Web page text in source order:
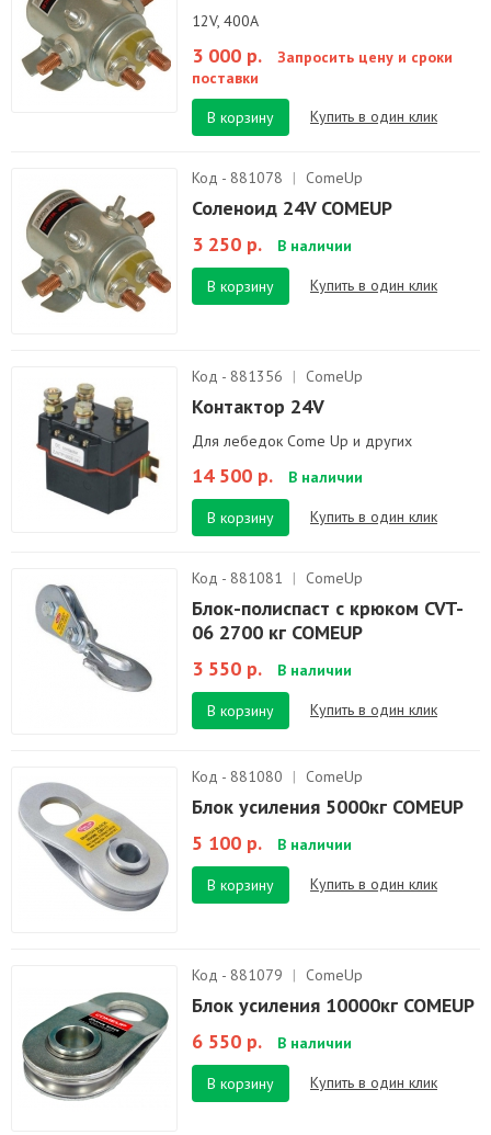
12V, 400A
3 000 р.
Запросить цену и сроки
поставки
В корзину
Купить в один клик
Код - 881078 | ComeUp
Соленоид 24V COMEUP
3 250 р.
В наличии
В корзину Купить в один клик
Код - 881356 | ComeUp
Контактор 24V
Для лебедок Come Up и других
14 500 р. В наличии
В корзину Купить в один клик
Код - 881081 | ComeUp
Блок-полиспаст с крюком CVT-
06 2700 кг COMEUP
3 550 р.
В наличии
В корзину Купить в один клик
Код - 881080 | ComeUp
Блок усиления 5000кг COMEUP
5 100 р.
В наличии
В корзину Купить в один клик
Код - 881079 | ComeUp
Блок усиления 10000кг COMEUP
6 550 р.
В наличии
В корзину Купить в один клик